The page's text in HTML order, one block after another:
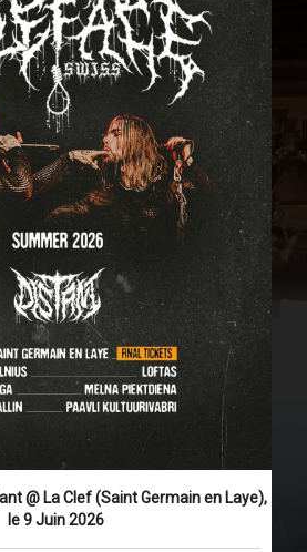
@ La Clef (Saint Germain en Laye),
le 9 Juin 2026